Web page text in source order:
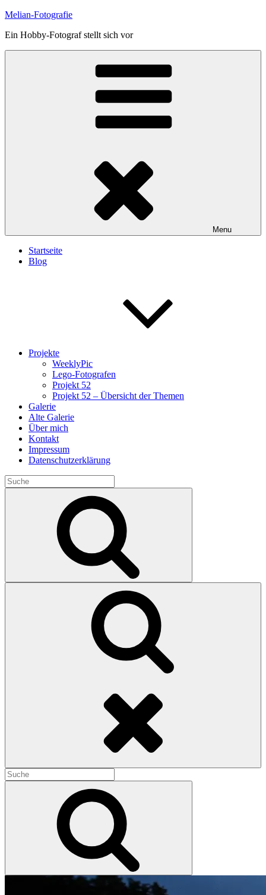
Skip
content
Melian-Fotografie
Ein Hobby-Fotograf stellt sich vor
Menu
Startseite
Blog
Projekte
WeeklyPic
Lego-Fotografen
Projekt 52
Projekt 52 – Übersicht der Themen
Galerie
Alte Galerie
Über mich
Kontakt
Impressum
Datenschutzerklärung
Search
for:
Search
for: